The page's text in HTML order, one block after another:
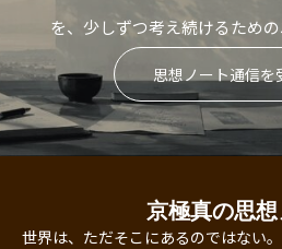
を、少しずつ考え続けるための
思想ノート通信を
京極真の思想
世界は、ただそこにあるのではない。